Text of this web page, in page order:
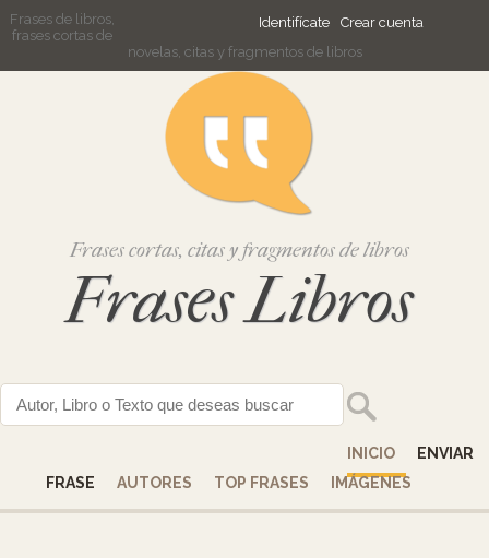
Identifícate Crear cuenta
Frases de libros,
frases cortas de
novelas, citas y fragmentos de libros
Frases cortas, citas y fragmentos de libros
Frases Libros
INICIO
ENVIAR
FRASE
AUTORES TOP FRASES IMÁGENES